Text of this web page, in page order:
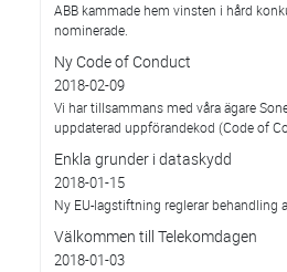
ABB kammade hem vinsten i hård
nominerade.
Ny Code of Conduct
2018-02-09
Vi har tillsammans med våra ägare
uppdaterad uppförandekod (Code of
Enkla grunder i dataskydd
2018-01-15
Ny EU-lagstiftning reglerar behandling
Välkommen till Telekomdagen
2018-01-03